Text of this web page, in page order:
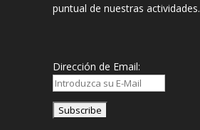
puntual de nuestras actividades.
Dirección de Email: